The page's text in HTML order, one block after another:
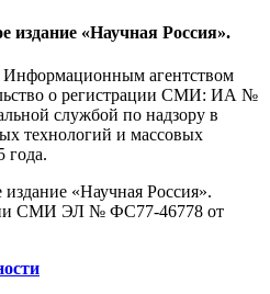
издание «Научная Россия».
агентством
о регистрации СМИ: ИА №
службой по надзору в
технологий и массовых
года.
«Научная Россия».
СМИ ЭЛ № ФС77-46778 от